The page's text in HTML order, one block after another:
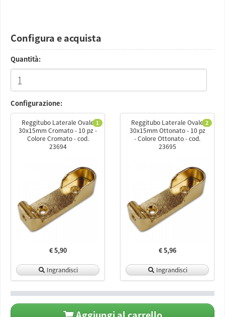
Configura e acquista
Quantità:
Configurazione:
1
Reggitubo Laterale Ovale
30x15mm Cromato - 10 pz -
Colore Cromato - cod.
23694
€ 5,90
Ingrandisci
2
Reggitubo Laterale Ovale
30x15mm Ottonato - 10 pz
- Colore Ottonato - cod.
23695
€ 5,96
Ingrandisci